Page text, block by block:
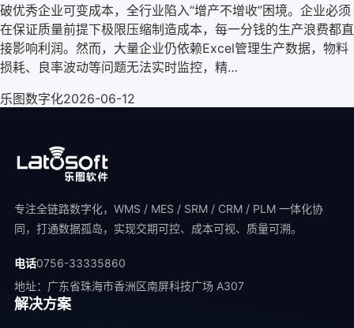
破优秀企业可变成本，全行业陷入“增产不增收”困境。企业必须
在保证质量前提下极限压缩制造成本，每一分钱的生产浪费都直
接影响利润。然而，大量企业仍依赖Excel管理生产数据，物料
损耗、良率波动等问题无法实时监控，精…
乐图数字化2026-06-12
专注全链路数字化，WMS / MES / SRM / CRM / PLM 一体化协
同，打通数据孤岛，实现交期可控、成本可视、质量可溯。
电话0756-33335860
地址：广东省珠海市香洲区南屏科技广场 A307
解决方案